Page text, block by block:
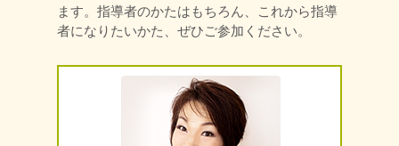
ます。指導者のかたはもちろん、これから指導
者になりたいかた、ぜひご参加ください。